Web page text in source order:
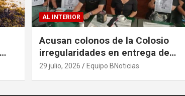
AL INTERIOR
Acusan colonos de la Colosio
irregularidades en entrega de
escrituras
29 julio, 2026 Equipo BNoticias